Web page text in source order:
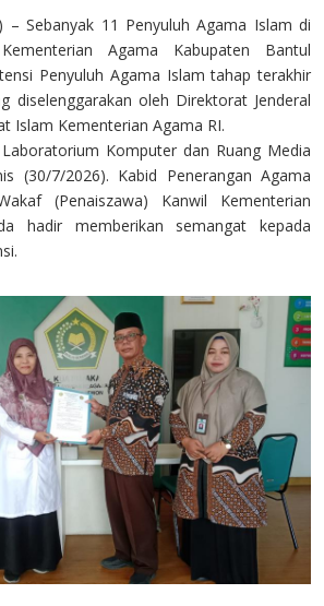
– Sebanyak 11 Penyuluh Agama Islam di
Agama Kabupaten Bantul
Penyuluh Agama Islam tahap terakhir
diselenggarakan oleh Direktorat Jenderal
Islam Kementerian Agama RI.
Komputer dan Ruang Media
(30/7/2026). Kabid Penerangan Agama
(Penaiszawa) Kanwil Kementerian
hadir memberikan semangat kepada